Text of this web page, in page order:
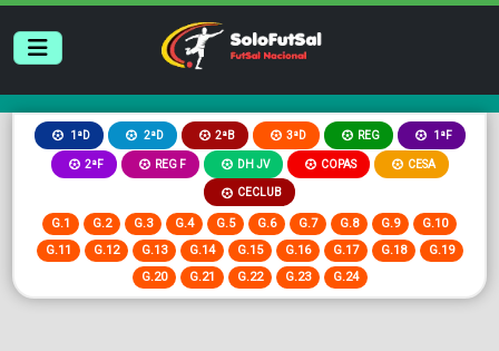
1ªD 2ªD 2ªB 3ªD REG 1ªF
2ªF REG F DH JV COPAS CESA
CECLUB
G.1 G.2 G.3 G.4 G.5 G.6 G.7 G.8 G.9
G.10
G.11
G.12 G.13 G.14 G.15 G.16 G.17 G.18
G.19
G.20
G.21 G.22 G.23 G.24